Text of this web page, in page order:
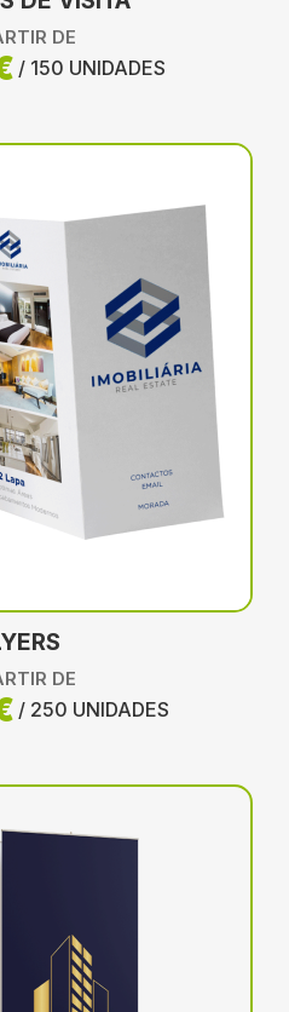
DE
/ 150 UNIDADES
DE
/ 250 UNIDADES